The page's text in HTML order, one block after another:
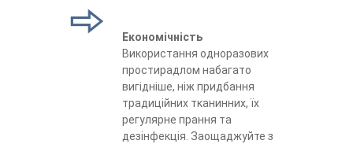
Економічність
Використання одноразових
простирадлом набагато
вигідніше, ніж придбання
традиційних тканинних, їх
регулярне прання та
дезінфекція. Заощаджуйте з